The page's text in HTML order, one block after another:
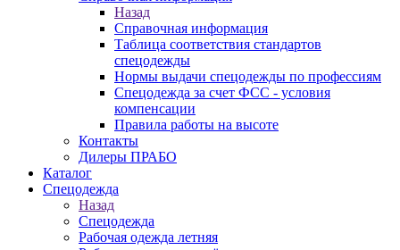
Назад
Справочная информация
Таблица соответствия стандартов
спецодежды
Нормы выдачи спецодежды по профессиям
Спецодежда за счет ФСС - условия
компенсации
Правила работы на высоте
Контакты
Дилеры ПРАБО
Каталог
Спецодежда
Назад
Спецодежда
Рабочая одежда летняя